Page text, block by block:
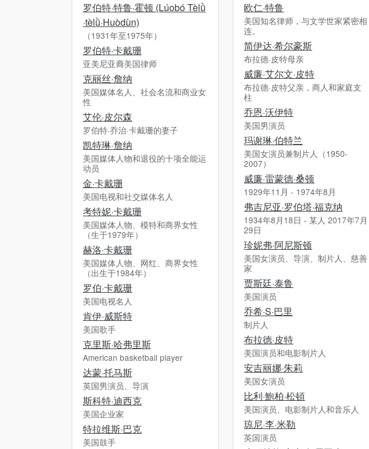
罗伯特·特鲁·霍顿 (Lúobó Tè​lǜ​
·tè​lǜ​·Huòdùn)
（1931年至1975年）
罗伯特·卡戴珊
亚美尼亚裔美国律师
克丽丝·詹纳
美国媒体名人、社会名流和商业女
性
艾伦·皮尔森
罗伯特·乔治·卡戴珊的妻子
凯特琳·詹纳
美国媒体人物和退役的十项全能运
动员
金·卡戴珊
美国电视和社交媒体名人
考特妮·卡戴珊
美国媒体人物、模特和商界女性
（生于1979年）
赫洛·卡戴珊
美国媒体人物、网红、商界女性
（出生于1984年）
罗伯·卡戴珊
美国电视名人
肯伊·威斯特
美国歌手
克里斯·哈弗里斯
American basketball player
达蒙·托马斯
英国男演员、导演
斯科特·迪西克
美国企业家
特拉维斯·巴克
美国鼓手
欧仁·特鲁
美国知名律师，与文学世家紧密相
连。
简伊达·希尔豪斯
布拉德·皮特母亲
威廉·艾尔文·皮特
布拉德·皮特父亲，商人和家庭支
柱
乔恩·沃伊特
美国男演员
玛谢琳·伯特兰
美国女演员兼制片人（1950-
2007）
威廉·雷蒙德·桑顿
1929年11月 - 1974年8月
弗吉尼亚·罗伯塔·福克纳
1934年8月18日 - 某人 2017年7月
29日
珍妮弗·阿尼斯顿
美国女演员、导演、制片人、慈善
家
贾斯廷·泰鲁
美国演员
乔希·S·巴里
制片人
布拉德·皮特
美国演员和电影制片人
安吉丽娜·朱莉
美国女演员
比利·鮑柏·松頓
美国演员、电影制片人和音乐人
琼尼·李·米勒
英国演员